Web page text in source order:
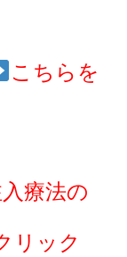
こちらを
療法の
リック